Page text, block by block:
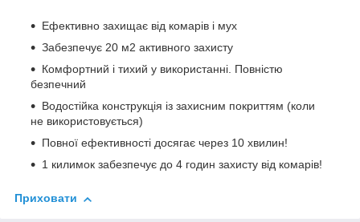
Ефективно захищає від комарів і мух
Забезпечує 20 м2 активного захисту
Комфортний і тихий у використанні. Повністю
безпечний
Водостійка конструкція із захисним покриттям (коли
не використовується)
Повної ефективності досягає через 10 хвилин!
1 килимок забезпечує до 4 годин захисту від комарів!
Приховати